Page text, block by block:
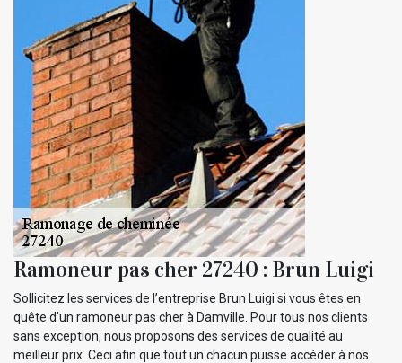
Ramoneur pas cher 27240 : Brun Luigi
Sollicitez les services de l’entreprise Brun Luigi si vous êtes en
quête d’un ramoneur pas cher à Damville. Pour tous nos clients
sans exception, nous proposons des services de qualité au
meilleur prix. Ceci afin que tout un chacun puisse accéder à nos